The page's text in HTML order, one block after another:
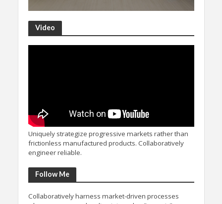
Video
Uniquely strategize progressive markets rather than
frictionless manufactured products. Collaboratively
engineer reliable.
Follow Me
Collaboratively harness market-driven processes